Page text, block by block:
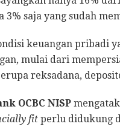
3% saja yang sudah
keuangan pribadi
mulai dari
reksadana,
OCBC NISP
fit perlu didukung